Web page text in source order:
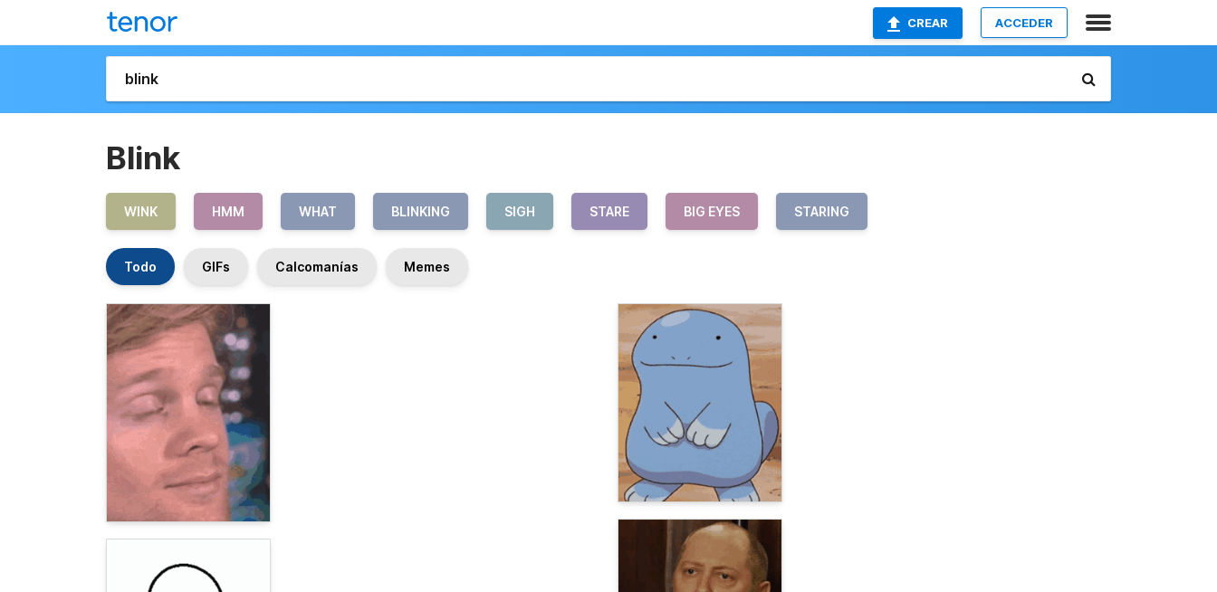
CREAR ACCEDER
Blink
WINK HMM WHAT BLINKING SIGH STARE BIG EYES STARING
Todo GIFs Calcomanías Memes